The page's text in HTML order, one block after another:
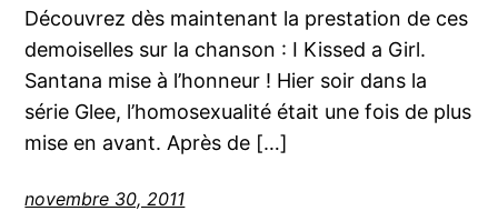
Découvrez dès maintenant la prestation de ces
demoiselles sur la chanson : I Kissed a Girl.
Santana mise à l’honneur ! Hier soir dans la
série Glee, l’homosexualité était une fois de plus
mise en avant. Après de […]
novembre 30, 2011